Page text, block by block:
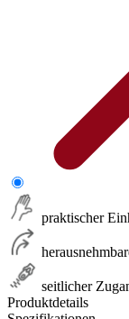
praktischer
seitlicher
Produktdetails